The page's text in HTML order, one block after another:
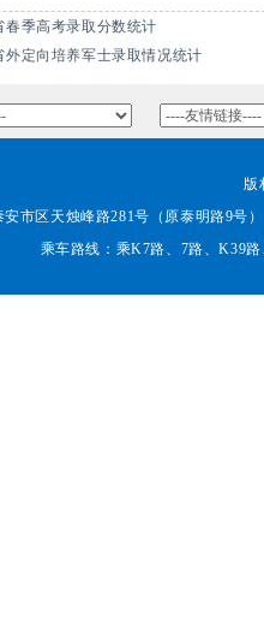
春季高考录取分数统计
定向培养军士录取情况统计
版
市区天烛峰路281号（原泰明路9号
乘车路线：乘K7路、7路、K39